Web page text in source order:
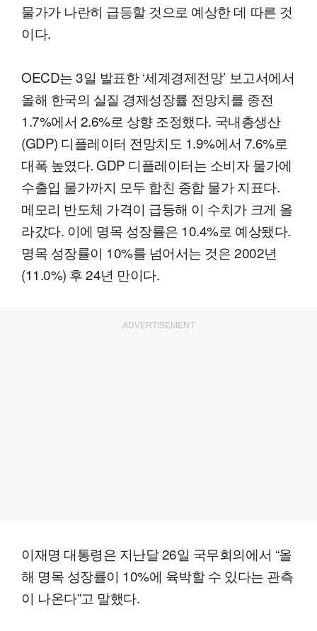
물가가 나란히 급등할 것으로 예상한 데 따른 것
이다.
OECD는 3일 발표한 ‘세계경제전망’ 보고서에서
올해 한국의 실질 경제성장률 전망치를 종전
1.7%에서 2.6%로 상향 조정했다. 국내총생산
(GDP) 디플레이터 전망치도 1.9%에서 7.6%로
대폭 높였다. GDP 디플레이터는 소비자 물가에
수출입 물가까지 모두 합친 종합 물가 지표다.
메모리 반도체 가격이 급등해 이 수치가 크게 올
라갔다. 이에 명목 성장률은 10.4%로 예상됐다.
명목 성장률이 10%를 넘어서는 것은 2002년
(11.0%) 후 24년 만이다.
ADVERTISEMENT
이재명 대통령은 지난달 26일 국무회의에서 “올
해 명목 성장률이 10%에 육박할 수 있다는 관측
이 나온다”고 말했다.